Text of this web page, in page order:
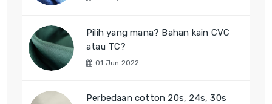
Pilih yang mana? Bahan kain CVC
atau TC?
01 Jun 2022
Perbedaan cotton 20s, 24s, 30s